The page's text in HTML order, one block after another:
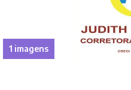
1 imagens